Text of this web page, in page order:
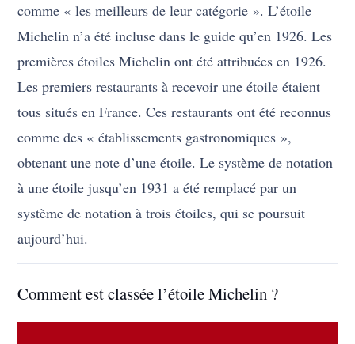
comme « les meilleurs de leur catégorie ». L’étoile
Michelin n’a été incluse dans le guide qu’en 1926. Les
premières étoiles Michelin ont été attribuées en 1926.
Les premiers restaurants à recevoir une étoile étaient
tous situés en France. Ces restaurants ont été reconnus
comme des « établissements gastronomiques »,
obtenant une note d’une étoile. Le système de notation
à une étoile jusqu’en 1931 a été remplacé par un
système de notation à trois étoiles, qui se poursuit
aujourd’hui.
Comment est classée l’étoile Michelin ?